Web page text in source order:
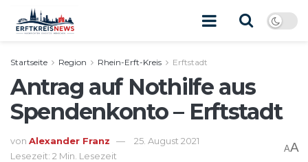
Startseite Region Rhein-Erft-Kreis Erftstadt
Antrag auf Nothilfe aus
Spendenkonto – Erftstadt
von Alexander Franz
25. August 2021
Lesezeit: 2 Min. Lesezeit
AA